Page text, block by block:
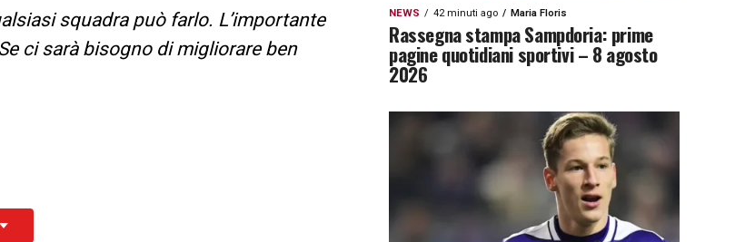
squadra può farlo. L’importante
ci sarà bisogno di migliorare ben
NEWS 42 minuti ago Maria Floris
Rassegna stampa Sampdoria: prime
pagine quotidiani sportivi – 8 agosto
2026